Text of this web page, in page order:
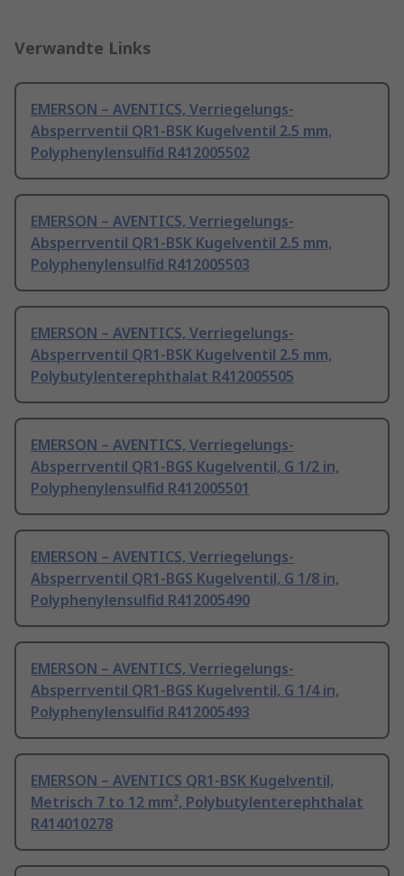
Verwandte Links
EMERSON – AVENTICS, Verriegelungs-
Absperrventil QR1-BSK Kugelventil 2.5 mm,
Polyphenylensulfid R412005502
EMERSON – AVENTICS, Verriegelungs-
Absperrventil QR1-BSK Kugelventil 2.5 mm,
Polyphenylensulfid R412005503
EMERSON – AVENTICS, Verriegelungs-
Absperrventil QR1-BSK Kugelventil 2.5 mm,
Polybutylenterephthalat R412005505
EMERSON – AVENTICS, Verriegelungs-
Absperrventil QR1-BGS Kugelventil, G 1/2 in,
Polyphenylensulfid R412005501
EMERSON – AVENTICS, Verriegelungs-
Absperrventil QR1-BGS Kugelventil, G 1/8 in,
Polyphenylensulfid R412005490
EMERSON – AVENTICS, Verriegelungs-
Absperrventil QR1-BGS Kugelventil, G 1/4 in,
Polyphenylensulfid R412005493
EMERSON – AVENTICS QR1-BSK Kugelventil,
Metrisch 7 to 12 mm², Polybutylenterephthalat
R414010278